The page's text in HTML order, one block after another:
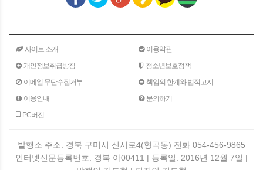
사이트 소개
이용약관
개인정보취급방침
청소년보호정책
이메일 무단수집거부
책임의 한계와 법적고지
이용안내
문의하기
PC버전
발행소 주소: 경북 구미시 신시로4(형곡동) 전화 054-456-9865
인터넷신문등록번호: 경북 아00411 | 등록일: 2016년 12월 7일 |